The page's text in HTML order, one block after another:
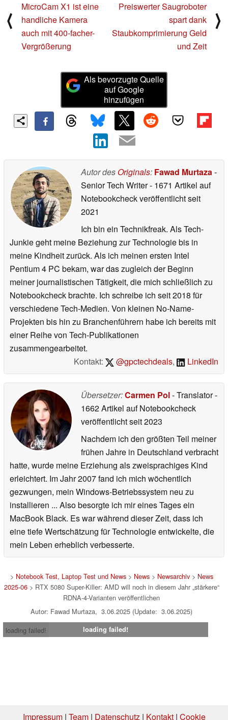
⟨
MicroCam X1 ist eine
handliche Kamera
auch mit 400-facher-
Vergrößerung
Preiswerter Saugroboter
spart dank
Staubkomprimierung Geld
und Zeit
⟩
Als bevorzugte Quelle
auf Google
hinzufügen
Autor des Originals: Fawad Murtaza-
Senior Tech Writer- 1671 Artikel auf
Notebookcheck veröffentlichtseit
2021
Ich bin ein Technikfreak. Als Tech-
Junkie geht meine Beziehung zur Technologie bis in
meine Kindheit zurück. Als ich meinen ersten Intel
Pentium 4 PC bekam, war das zugleich der Beginn
meiner journalistischen Tätigkeit, die mich schließlich zu
Notebookcheck brachte. Ich schreibe ich seit 2018 für
verschiedene Tech-Medien. Von kleinen No-Name-
Projekten bis hin zu Branchenführern habe ich bereits mit
einer Reihe von Tech-Publikationen
zusammengearbeitet.
Kontakt:
@gpctechdeals, LinkedIn
Übersetzer:Carmen Pol- Translator-
1662 Artikel auf Notebookcheck
veröffentlichtseit 2023
Nachdem ich den größten Teil meiner
frühen Jahre in Deutschland verbracht
hatte, wurde meine Erziehung als zweisprachiges Kind
erleichtert. Im Jahr 2007 fand ich mich wöchentlich
gezwungen, mein Windows-Betriebssystem neu zu
installieren ... Also besorgte ich mir eines Tages ein
MacBook Black. Es war während dieser Zeit, dass ich
eine tiefe Wertschätzung für Technologie entwickelte, die
mein Leben erheblich verbesserte.
> Notebook Test, Laptop Test und News> News> Newsarchiv> News
2025-06> RTX 5080 Super-Killer: AMD will noch in diesem Jahr „stärkere“
RDNA-4-Varianten veröffentlichen
Autor: Fawad Murtaza, 3.06.2025 (Update: 3.06.2025)
loading failed!
loading failed!
Impressum| Team| Datenschutz| Kontakt| Cookie